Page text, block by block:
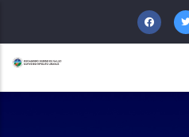
al
contenido
principal